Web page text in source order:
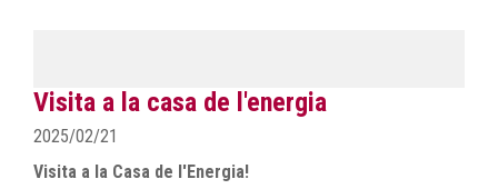
Visita a la casa de l'energia
2025/02/21
Visita a la Casa de l'Energia!